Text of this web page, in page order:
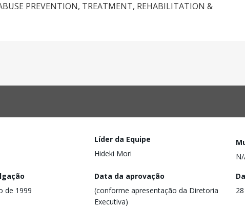
PREVENTION, TREATMENT, REHABILITATION &
Líder da Equipe
Hideki Mori
de 1999
Data da aprovação
(conforme apresentação da Diretoria
Executiva)